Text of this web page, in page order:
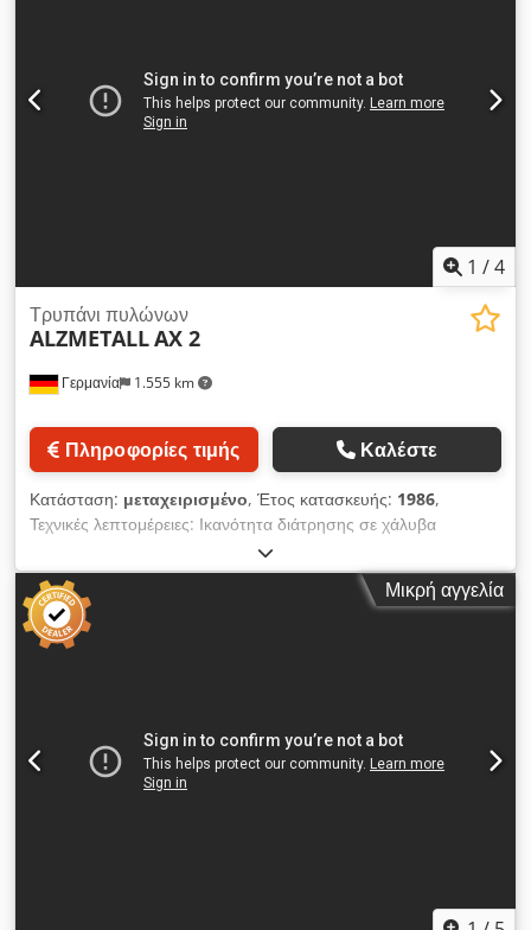
70 mm Συνολική απαίτηση ισχύος: 900 Watt Βάρος
μηχανήματος περίπου: 90 kg Διαστάσεις μηχανήματος
περίπου ΠxΠxΥ: 0,6 x 0,31 x 1,7 m Το μηχάνημα είναι
1 /4
Γερμανία 1.555 km
Τρυπάνι πυλώνων
ALZMETALLAX 2
Πληροφορίες τιμής Καλέστε
Κατάσταση: μεταχειρισμένο, Έτος κατασκευής: 1986,
Τεχνικές λεπτομέρειες: Ικανότητα διάτρησης σε χάλυβα
(διάμετρος): 18 mm Προβολή: 250 mm Διαδρομή διάτρησης:
100 mm Ικανότητα διάτρησης σε χυτοσίδηρο: Ø 23 mm
Υποδοχή ατράκτου: MK 2 Στροφές ατράκτου: 400 - 630 - 1000
- 1600 - 2500 στρ./λεπτό Προώθηση: χειροκίνητη mm/στρ.
Μέγιστη απόσταση άτρακτος/τραπέζι: 75 / 605 mm Επιφάνεια
Διαστάσεις μηχανήματος περ. ΜxΠxΥ: 0,4 x 0,8 x 1,8 m
Μικρή αγγελία